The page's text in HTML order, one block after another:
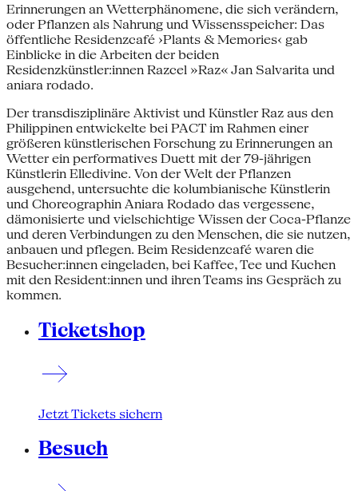
Erinnerungen an Wetterphänomene, die sich verändern,
oder Pflanzen als Nahrung und Wissensspeicher: Das
öffentliche Residenzcafé ›Plants & Memories‹ gab
Einblicke in die Arbeiten der beiden
Residenzkünstler:innen Razcel »Raz« Jan Salvarita und
aniara rodado.
Der transdisziplinäre Aktivist und Künstler Raz aus den
Philippinen entwickelte bei PACT im Rahmen einer
größeren künstlerischen Forschung zu Erinnerungen an
Wetter ein performatives Duett mit der 79-jährigen
Künstlerin Elledivine. Von der Welt der Pflanzen
ausgehend, untersuchte die kolumbianische Künstlerin
und Choreographin Aniara Rodado das vergessene,
dämonisierte und vielschichtige Wissen der Coca-Pflanze
und deren Verbindungen zu den Menschen, die sie nutzen,
anbauen und pflegen. Beim Residenzcafé waren die
Besucher:innen eingeladen, bei Kaffee, Tee und Kuchen
mit den Resident:innen und ihren Teams ins Gespräch zu
kommen.
Ticketshop
Jetzt Tickets sichern
Besuch